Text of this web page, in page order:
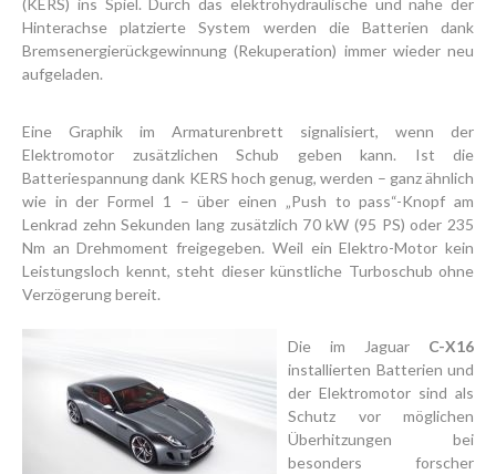
(KERS) ins Spiel. Durch das elektrohydraulische und nahe der
Hinterachse platzierte System werden die Batterien dank
Bremsenergierückgewinnung (Rekuperation) immer wieder neu
aufgeladen.
Eine Graphik im Armaturenbrett signalisiert, wenn der
Elektromotor zusätzlichen Schub geben kann. Ist die
Batteriespannung dank KERS hoch genug, werden – ganz ähnlich
wie in der Formel 1 – über einen „Push to pass“-Knopf am
Lenkrad zehn Sekunden lang zusätzlich 70 kW (95 PS) oder 235
Nm an Drehmoment freigegeben. Weil ein Elektro-Motor kein
Leistungsloch kennt, steht dieser künstliche Turboschub ohne
Verzögerung bereit.
Die im Jaguar C-X16
installierten Batterien und
der Elektromotor sind als
Schutz vor möglichen
Überhitzungen bei
besonders forscher